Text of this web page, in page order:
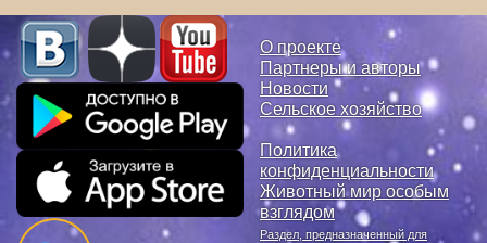
О проекте
Партнеры и авторы
Новости
Сельское хозяйство
Политика
конфиденциальности
Животный мир особым
взглядом
Раздел, предназначенный для